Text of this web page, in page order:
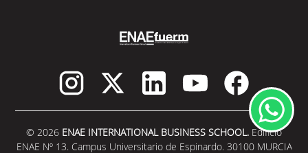
© 2026 ENAE INTERNATIONAL BUSINESS SCHOOL. Edificio
ENAE Nº 13. Campus Universitario de Espinardo. 30100 MURCIA